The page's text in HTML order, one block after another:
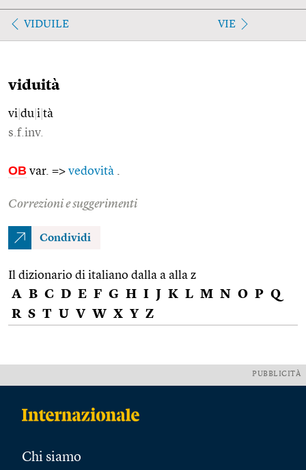
VIDUILE VIE
viduità
vi du i tà
s.f.inv.
OB var. => vedovità
Correzioni e suggerimenti
Condividi
Il dizionario di italiano dalla a alla z
A B C D E F G H I J K L M N O P Q
R S T U V W X Y Z
PUBBLICITÀ
Chi siamo